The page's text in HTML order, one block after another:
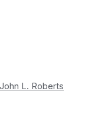
John L. Roberts